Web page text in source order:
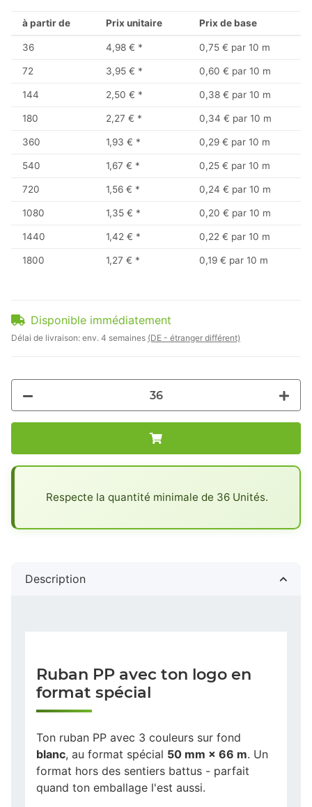
à partir de Prix unitaire Prix de base
36 4,98 € * 0,75 € par 10 m
72 3,95 € * 0,60 € par 10 m
144 2,50 € * 0,38 € par 10 m
180 2,27 € * 0,34 € par 10 m
360 1,93 € * 0,29 € par 10 m
540 1,67 € * 0,25 € par 10 m
720 1,56 € * 0,24 € par 10 m
1080 1,35 € * 0,20 € par 10 m
1440 1,42 € * 0,22 € par 10 m
1800 1,27 € * 0,19 € par 10 m
Disponible immédiatement
Délai de livraison: env. 4 semaines (DE - étranger différent)
Respecte la quantité minimale de 36 Unités.
Description
Ruban PP avec ton logo en
format spécial
Ton ruban PP avec 3 couleurs sur fond
blanc, au format spécial 50 mm × 66 m. Un
format hors des sentiers battus - parfait
quand ton emballage l'est aussi.